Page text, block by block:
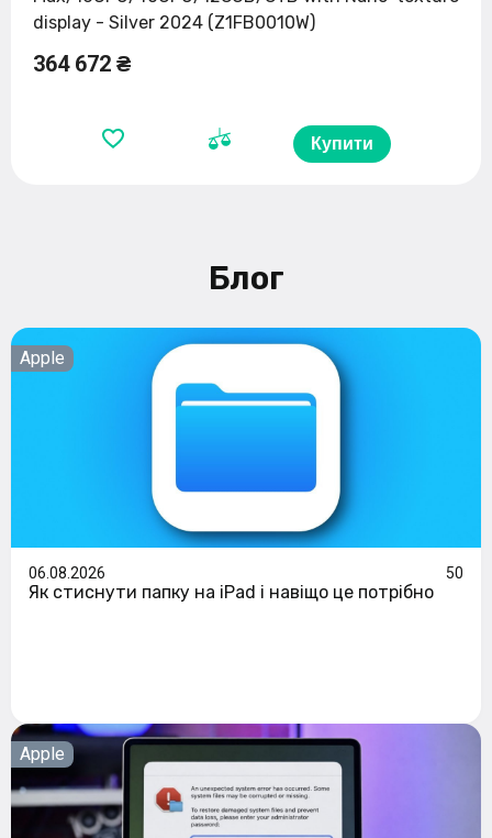
display - Silver 2024 (Z1FB0010W)
364 672 ₴
Купити
Блог
Apple
06.08.2026 50
Як стиснути папку на iPad і навіщо це потрібно
Apple